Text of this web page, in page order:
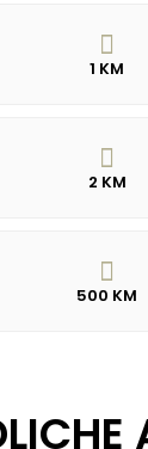
1 KM
2 KM
500 KM